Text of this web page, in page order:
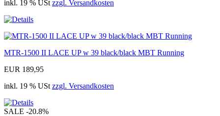
inkl. 19 % USt zzgl. Versandkosten
MTR-1500 II LACE UP w 39 black/black MBT Running
EUR 189,95
inkl. 19 % USt zzgl. Versandkosten
SALE -20.8%